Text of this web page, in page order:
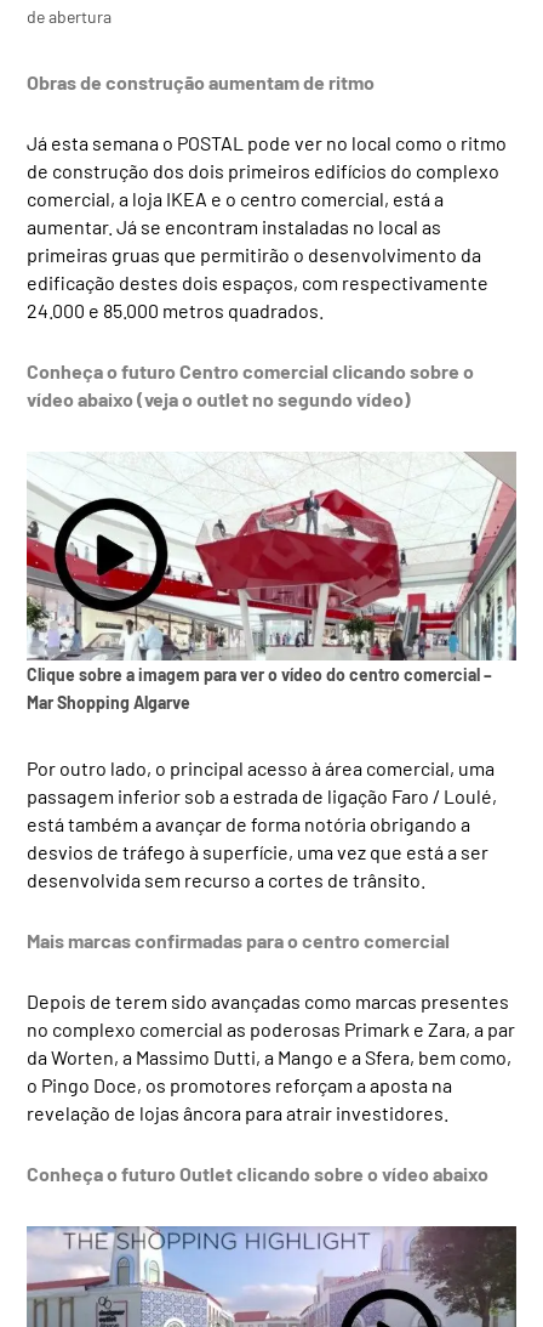
de abertura
Obras de construção aumentam de ritmo
Já esta semana o POSTAL pode ver no local como o ritmo
de construção dos dois primeiros edifícios do complexo
comercial, a loja IKEA e o centro comercial, está a
aumentar. Já se encontram instaladas no local as
primeiras gruas que permitirão o desenvolvimento da
edificação destes dois espaços, com respectivamente
24.000 e 85.000 metros quadrados.
Conheça o futuro Centro comercial clicando sobre o
vídeo abaixo (veja o outlet no segundo vídeo)
Clique sobre a imagem para ver o vídeo do centro comercial –
Mar Shopping Algarve
Por outro lado, o principal acesso à área comercial, uma
passagem inferior sob a estrada de ligação Faro / Loulé,
está também a avançar de forma notória obrigando a
desvios de tráfego à superfície, uma vez que está a ser
desenvolvida sem recurso a cortes de trânsito.
Mais marcas confirmadas para o centro comercial
Depois de terem sido avançadas como marcas presentes
no complexo comercial as poderosas Primark e Zara, a par
da Worten, a Massimo Dutti, a Mango e a Sfera, bem como,
o Pingo Doce, os promotores reforçam a aposta na
revelação de lojas âncora para atrair investidores.
Conheça o futuro Outlet clicando sobre o vídeo abaixo